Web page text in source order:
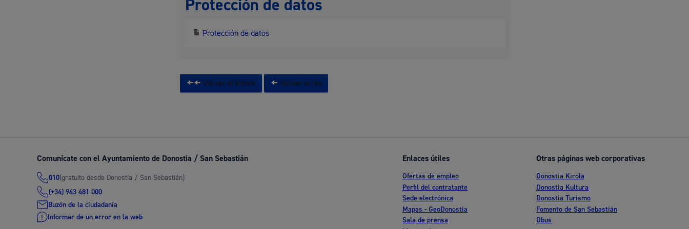
Protección de datos
Protección de datos
Volver al índice Volver atrás
Comunícate con el Ayuntamiento de Donostia / San Sebastián
010(gratuito desde Donostia / San Sebastián)
(+34) 943 481 000
Buzón de la ciudadanía
Informar de un error en la web
Enlaces útiles
Ofertas de empleo
Perfil del contratante
Sede electrónica
Mapas - GeoDonostia
Sala de prensa
Otras páginas web corporativas
Donostia Kirola
Donostia Kultura
Donostia Turismo
Fomento de San Sebastián
Dbus